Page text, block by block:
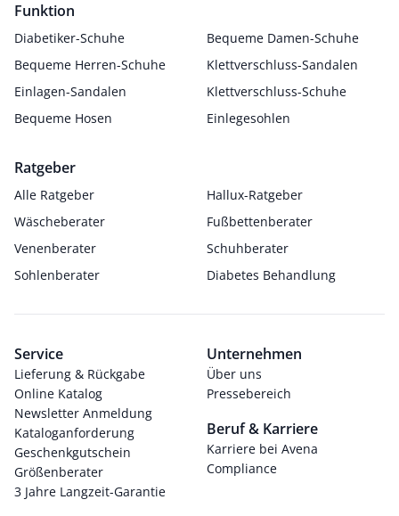
Funktion
Diabetiker-Schuhe
Bequeme Damen-Schuhe
Bequeme Herren-Schuhe
Klettverschluss-Sandalen
Einlagen-Sandalen
Klettverschluss-Schuhe
Bequeme Hosen
Einlegesohlen
Ratgeber
Alle Ratgeber
Hallux-Ratgeber
Wäscheberater
Fußbettenberater
Venenberater
Schuhberater
Sohlenberater
Diabetes Behandlung
Service
Lieferung & Rückgabe
Online Katalog
Newsletter Anmeldung
Kataloganforderung
Geschenkgutschein
Größenberater
3 Jahre Langzeit-Garantie
Unternehmen
Über uns
Pressebereich
Beruf & Karriere
Karriere bei Avena
Compliance